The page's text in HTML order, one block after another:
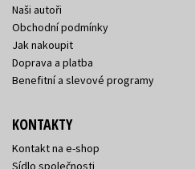
Naši autoři
Obchodní podmínky
Jak nakoupit
Doprava a platba
Benefitní a slevové programy
KONTAKTY
Kontakt na e-shop
Sídlo společnosti